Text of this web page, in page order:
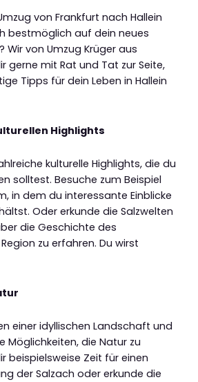
von Frankfurt nach Hallein
bestmöglich auf dein neues
Wir von Umzug Krüger aus
gerne mit Rat und Tat zur Seite,
Tipps für dein Leben in Hallein
Highlights
kulturelle Highlights, die du
solltest. Besuche zum Beispiel
in dem du interessante Einblicke
Oder erkunde die Salzwelten
die Geschichte des
zu erfahren. Du wirst
einer idyllischen Landschaft und
Möglichkeiten, die Natur zu
beispielsweise Zeit für einen
der Salzach oder erkunde die